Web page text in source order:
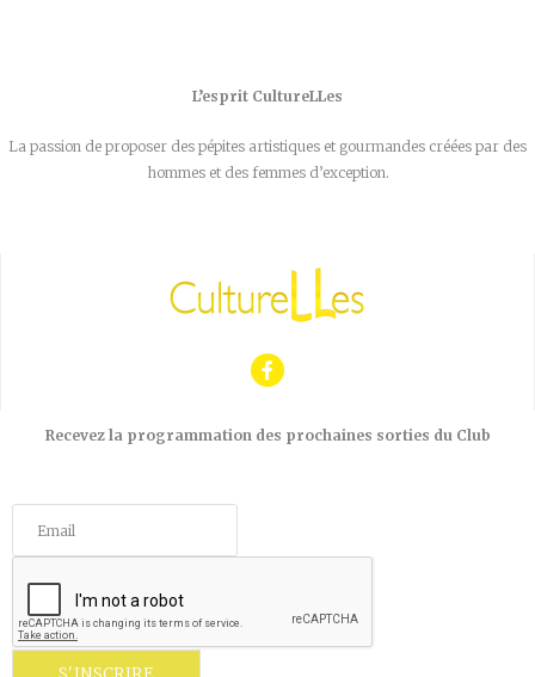
L’esprit CultureLLes
La passion de proposer des pépites artistiques et gourmandes créées par des
hommes et des femmes d’exception.
Recevez la programmation des prochaines sorties du Club